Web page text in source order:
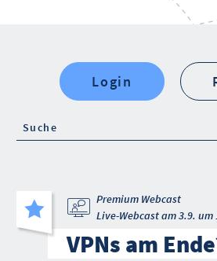
Login
Premium Webcast
Live-Webcast am 3.9. um
VPNs am